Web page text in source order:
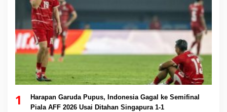
1
Harapan Garuda Pupus, Indonesia Gagal ke Semifinal
Piala AFF 2026 Usai Ditahan Singapura 1-1